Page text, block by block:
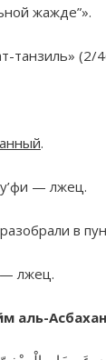
жажде”».
танзиль» (2/
.
— лжец.
в
лжец.
аль-